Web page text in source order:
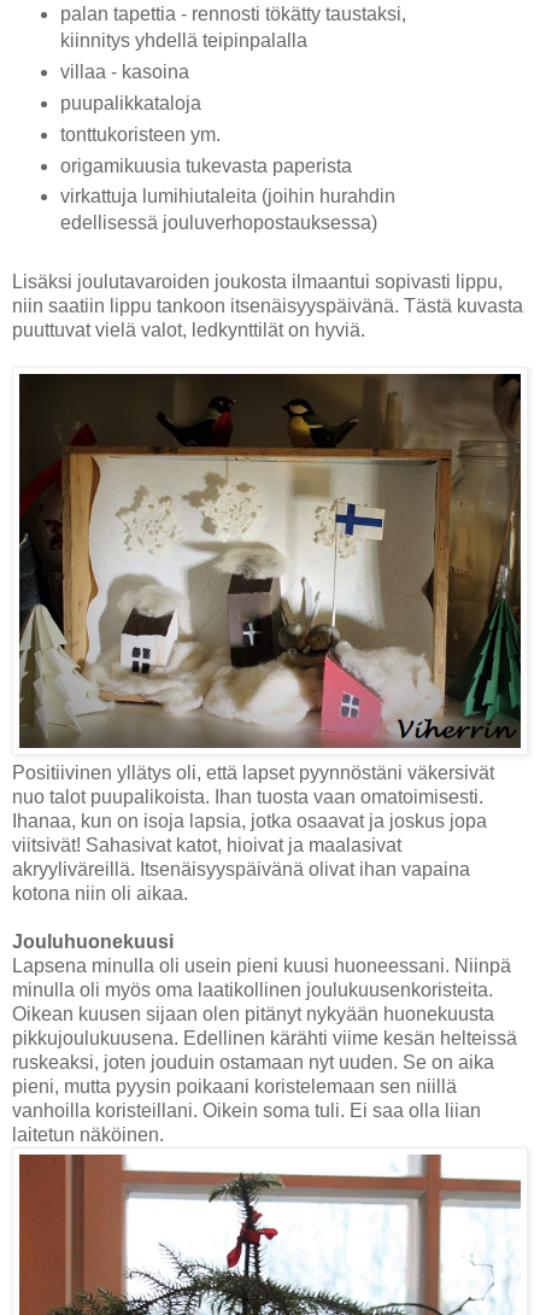
palan tapettia - rennosti tökätty taustaksi,
kiinnitys yhdellä teipinpalalla
villaa - kasoina
puupalikkataloja
tonttukoristeen ym.
origamikuusia tukevasta paperista
virkattuja lumihiutaleita (joihin hurahdin
edellisessä jouluverhopostauksessa)
Lisäksi joulutavaroiden joukosta ilmaantui sopivasti lippu,
niin saatiin lippu tankoon itsenäisyyspäivänä. Tästä kuvasta
puuttuvat vielä valot, ledkynttilät on hyviä.
Positiivinen yllätys oli, että lapset pyynnöstäni väkersivät
nuo talot puupalikoista. Ihan tuosta vaan omatoimisesti.
Ihanaa, kun on isoja lapsia, jotka osaavat ja joskus jopa
viitsivät! Sahasivat katot, hioivat ja maalasivat
akryyliväreillä. Itsenäisyyspäivänä olivat ihan vapaina
kotona niin oli aikaa.
Jouluhuonekuusi
Lapsena minulla oli usein pieni kuusi huoneessani. Niinpä
minulla oli myös oma laatikollinen joulukuusenkoristeita.
Oikean kuusen sijaan olen pitänyt nykyään huonekuusta
pikkujoulukuusena. Edellinen kärähti viime kesän helteissä
ruskeaksi, joten jouduin ostamaan nyt uuden. Se on aika
pieni, mutta pyysin poikaani koristelemaan sen niillä
vanhoilla koristeillani. Oikein soma tuli. Ei saa olla liian
laitetun näköinen.